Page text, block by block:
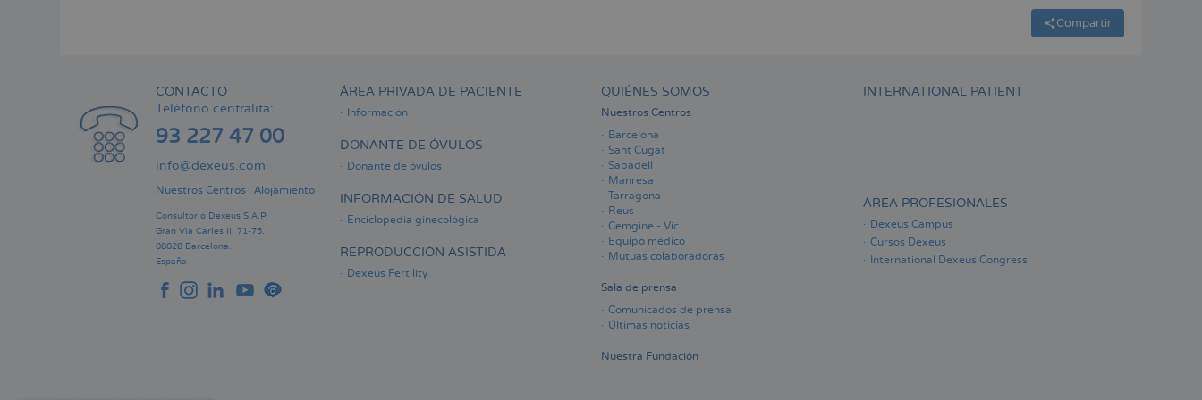
Compartir
CONTACTO
Teléfono centralita:
93 227 47 00
info@dexeus.com
Nuestros Centros Alojamiento
Consultorio Dexeus S.A.P.
Gran Via Carles III 71-75.
08028 Barcelona.
España
ÁREA PRIVADA DE PACIENTE
Información
DONANTE DE ÓVULOS
Donante de óvulos
INFORMACIÓN DE SALUD
Enciclopedia ginecológica
REPRODUCCIÓN ASISTIDA
Dexeus Fertility
QUIÉNES SOMOS
Nuestros Centros
Barcelona
Sant Cugat
Sabadell
Manresa
Tarragona
Reus
Cemgine - Vic
Equipo médico
Mutuas colaboradoras
Sala de prensa
Comunicados de prensa
Últimas noticias
Nuestra Fundación
INTERNATIONAL PATIENT
ÁREA PROFESIONALES
Dexeus Campus
Cursos Dexeus
International Dexeus Congress